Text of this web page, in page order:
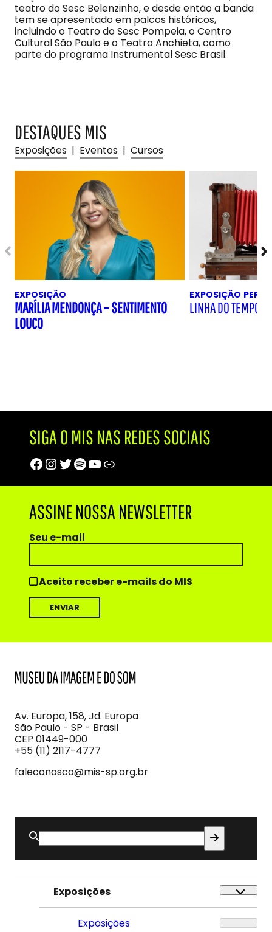
teatro do Sesc Belenzinho, e desde então a banda
tem se apresentado em palcos históricos,
incluindo o Teatro do Sesc Pompeia, o Centro
Cultural São Paulo e o Teatro Anchieta, como
parte do programa Instrumental Sesc Brasil.
DESTAQUES MIS
Exposições | Eventos | Cursos
EXPOSIÇÃO
MARÍLIA MENDONÇA – SENTIMENTO
LOUCO
EXPOSIÇÃO
LINHA DO TEMPO
SIGA O MIS NAS REDES SOCIAIS
Facebook
Instagram
Twitter
Spotify
Youtube
Trip Advisor
ASSINE NOSSA NEWSLETTER
Seu e-mail
Aceito receber e-mails do MIS
Imagem
e
do
Som
Av. Europa, 158, Jd. Europa
São Paulo - SP - Brasil
CEP 01449-000
+55 (11) 2117-4777
faleconosco@mis-sp.org.br
Buscar
por:
Exposições
Exposições